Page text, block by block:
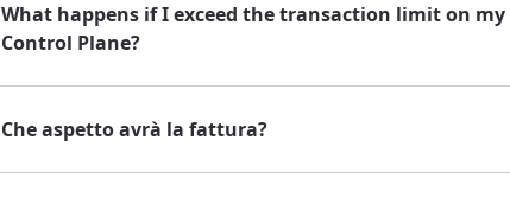
What happens if I exceed the transaction limit on
Control Plane?
Che aspetto avrà la fattura?